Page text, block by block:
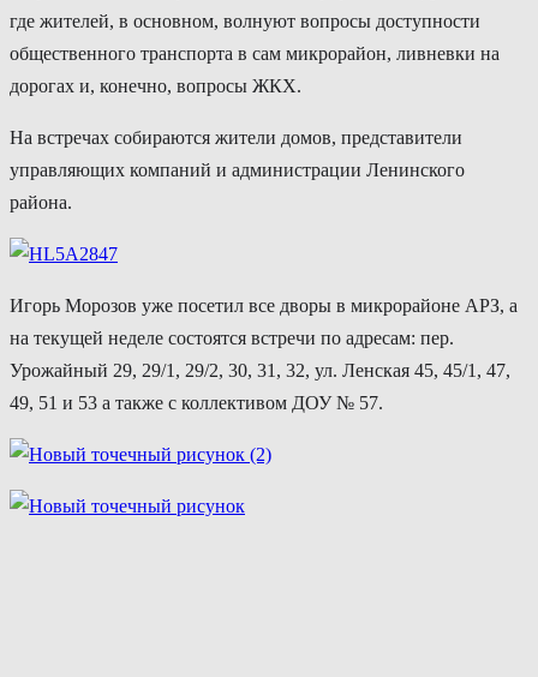
где жителей, в основном, волнуют вопросы доступности
общественного транспорта в сам микрорайон, ливневки на
дорогах и, конечно, вопросы ЖКХ.
На встречах собираются жители домов, представители
управляющих компаний и администрации Ленинского
района.
Игорь Морозов уже посетил все дворы в микрорайоне АРЗ, а
на текущей неделе состоятся встречи по адресам: пер.
Урожайный 29, 29/1, 29/2, 30, 31, 32, ул. Ленская 45, 45/1, 47,
49, 51 и 53 а также с коллективом ДОУ № 57.